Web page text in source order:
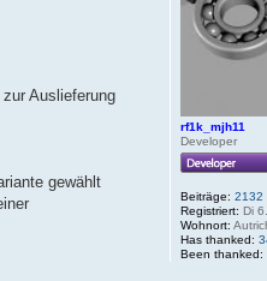
rf1k_mjh11
Developer
Beiträge: 2132
Registriert: Di
Wohnort:
Has thanked:
Been thanked:
Auslieferung
gewählt